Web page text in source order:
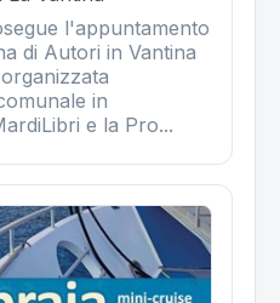
l'appuntamento
di Autori in Vantina
in
e la Pro...